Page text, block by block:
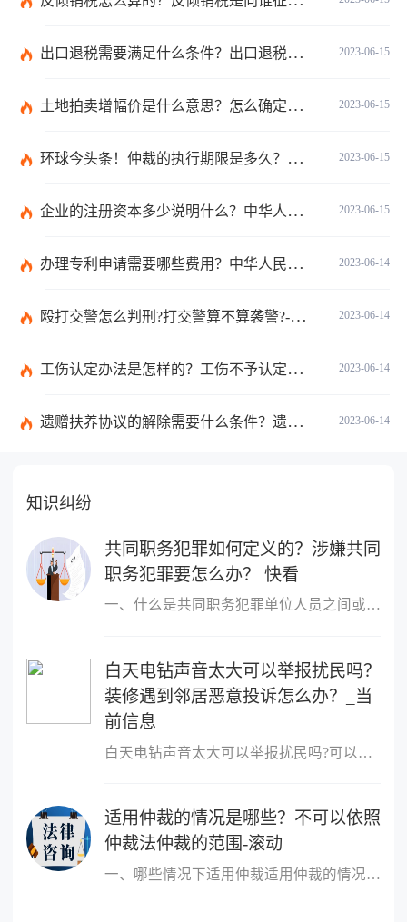
2023-06-15
出口退税需要满足什么条件？出口退税有几种方式？
2023-06-15
土地拍卖增幅价是什么意思？怎么确定土地拍卖价底价？ 短讯
2023-06-15
环球今头条！仲裁的执行期限是多久？仲裁法第六十二条的内容是什么？
2023-06-15
企业的注册资本多少说明什么？中华人民共和国公司法第二十六条是什么？
2023-06-14
办理专利申请需要哪些费用？中华人民共和国专利法实施细则第九十三条内容是什么？_世界讯息
2023-06-14
殴打交警怎么判刑?打交警算不算袭警?-环球观焦点
2023-06-14
工伤认定办法是怎样的？工伤不予认定的三个条件是什么？
2023-06-14
遗赠扶养协议的解除需要什么条件？遗赠抚养协议生效条件是什么？ 天天时讯
知识纠纷
共同职务犯罪如何定义的？涉嫌共同
职务犯罪要怎么办？ 快看
一、什么是共同职务犯罪单位人员之间或者单位人员与单位以外的人员
白天电钻声音太大可以举报扰民吗？
装修遇到邻居恶意投诉怎么办？_当
前信息
白天电钻声音太大可以举报扰民吗?可以举报扰民,可以向民警反映或者
适用仲裁的情况是哪些？不可以依照
仲裁法仲裁的范围-滚动
一、哪些情况下适用仲裁适用仲裁的情况是，平等主体的公民、法人和